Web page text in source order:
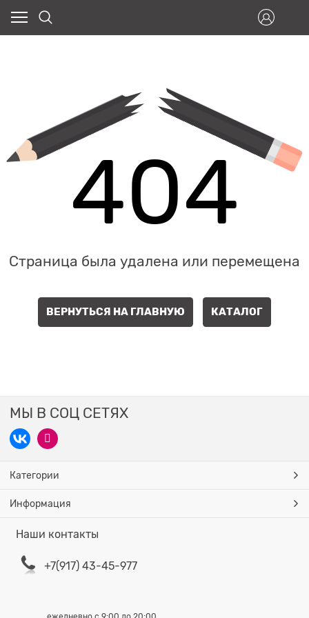
404
Страница была удалена или перемещена
ВЕРНУТЬСЯ НА ГЛАВНУЮ КАТАЛОГ
МЫ В СОЦ СЕТЯХ
Категории
Информация
Наши контакты
+7(917) 43-45-977